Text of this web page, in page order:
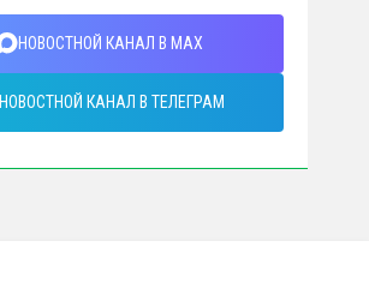
НОВОСТНОЙ КАНАЛ В MAX
НОВОСТНОЙ КАНАЛ В ТЕЛЕГРАМ